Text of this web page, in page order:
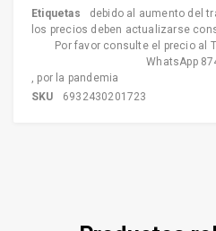
Etiquetas debido al aumento del
los precios deben actualizarse
Por favor consulte el precio al
WhatsApp
, por la pandemia
SKU
6932430201723